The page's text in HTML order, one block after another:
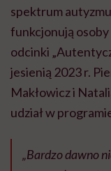
spektrum
funkcjonują
odcinki
jesienią 2023 r.
Makłowicz i
udział w
„Bardzo dawno